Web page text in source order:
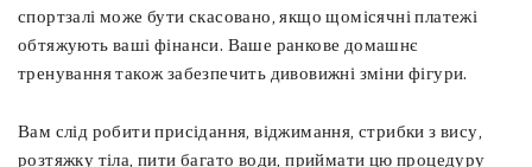
спортзалі може бути скасовано, якщо щомісячні платежі
обтяжують ваші фінанси. Ваше ранкове домашнє
тренування також забезпечить дивовижні зміни фігури.
Вам слід робити присідання, віджимання, стрибки з вису,
розтяжку тіла, пити багато води, приймати цю процедуру